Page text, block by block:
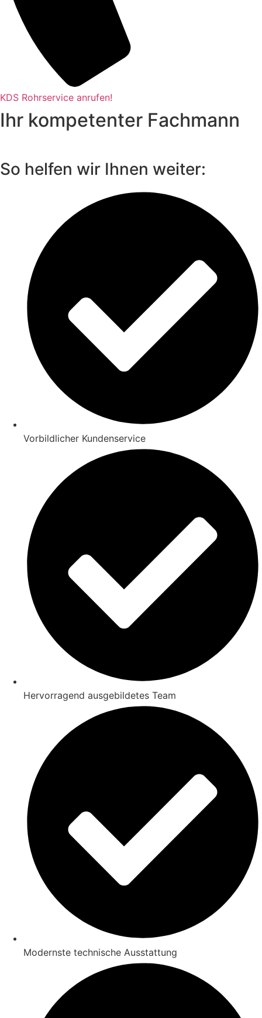
KDS Rohrservice anrufen!
Ihr kompetenter Fachmann
So helfen wir Ihnen weiter:
Vorbildlicher Kundenservice
Hervorragend ausgebildetes Team
Modernste technische Ausstattung